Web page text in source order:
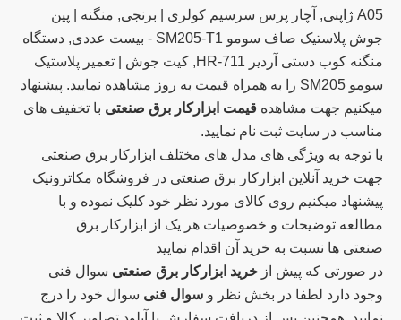
A05 ژاپنی, آچار پرس سرسیم کولری | برنجی, منگنه | پین
جوش پلاستیک صاف سومو SM205-T1 - بیست عددی, دستگاه
منگنه کوب دستی آردیر HR-711, کیت جوش | تعمیر پلاستیک
سومو SM205 را به همراه قیمت به روز مشاهده نمایید. پیشنهاد
میکنیم جهت مشاهده قیمت ابزارکار برق صنعتی با تخفیف های
مناسب در سایت ثبت نام نمایید.
با توجه به ویژگی های مدل های مختلف ابزارکار برق صنعتی
جهت خرید آنلاین ابزارکار برق صنعتی در فروشگاه مکاترونیک
پیشنهاد میکنیم روی کالای مورد نظر خود کلیک نموده و با
مطالعه توضیحات و خصوصیات هر یک از ابزارکار برق
صنعتی ها نسبت به خرید آن اقدام نمایید
در صورتی که پیش از خرید ابزارکار برق صنعتی سوال فنی
وجود دارد لطفا در بخش نظر و سوال فنی سوال خود را درج